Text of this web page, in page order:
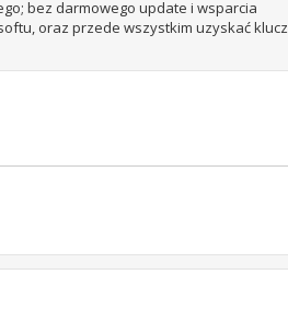
bez darmowego update i wsparcia
oraz przede wszystkim uzyskać klucz